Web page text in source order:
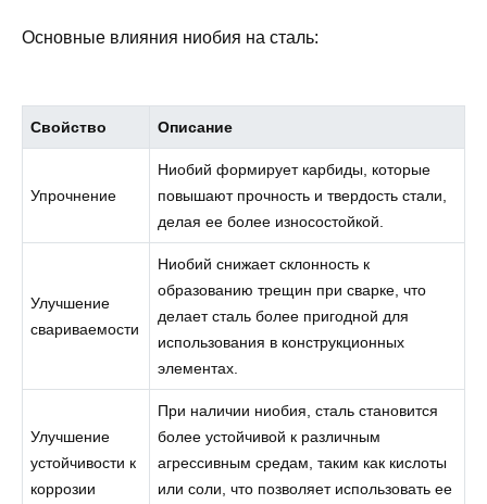
Основные влияния ниобия на сталь:
Свойство Описание
Упрочнение
Ниобий формирует карбиды, которые
повышают прочность и твердость стали,
делая ее более износостойкой.
Улучшение
свариваемости
Ниобий снижает склонность к
образованию трещин при сварке, что
делает сталь более пригодной для
использования в конструкционных
элементах.
Улучшение
устойчивости к
коррозии
При наличии ниобия, сталь становится
более устойчивой к различным
агрессивным средам, таким как кислоты
или соли, что позволяет использовать ее